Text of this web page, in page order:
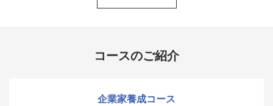
コースのご紹介
企業家養成コース